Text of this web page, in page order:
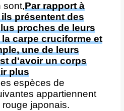
sont,Par rapport à
présentent des
proches de leurs
carpe cruciforme et
une de leurs
d'avoir un corps
plus
espèces de
appartiennent
japonais.